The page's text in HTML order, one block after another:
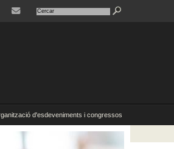
d'esdeveniments i congressos